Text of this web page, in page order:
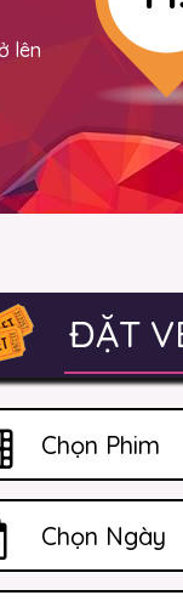
lên
ĐẶT